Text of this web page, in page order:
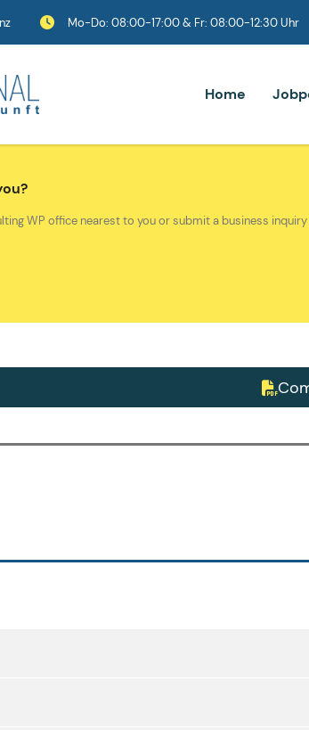
Mo-Do: 08:00-17:00 & Fr: 08:00-12:30 Uhr
Home
WP office nearest to you or submit a business inquiry